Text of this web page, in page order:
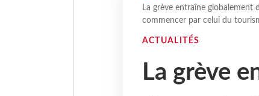
La grève entraîne globalement
commencer par celui du
ACTUALITÉS
La grève